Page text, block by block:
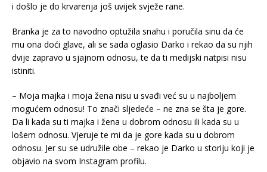
i došlo je do krvarenja još uvijek svježe rane.
Branka je za to navodno optužila snahu i poručila sinu da će
mu ona doći glave, ali se sada oglasio Darko i rekao da su njih
dvije zapravo u sjajnom odnosu, te da ti medijski natpisi nisu
istiniti.
– Moja majka i moja žena nisu u svađi već su u najboljem
mogućem odnosu! To znači sljedeće – ne zna se šta je gore.
Da li kada su ti majka i žena u dobrom odnosu ili kada su u
lošem odnosu. Vjeruje te mi da je gore kada su u dobrom
odnosu. Jer su se udružile obe – rekao je Darko u storiju koji je
objavio na svom Instagram profilu.